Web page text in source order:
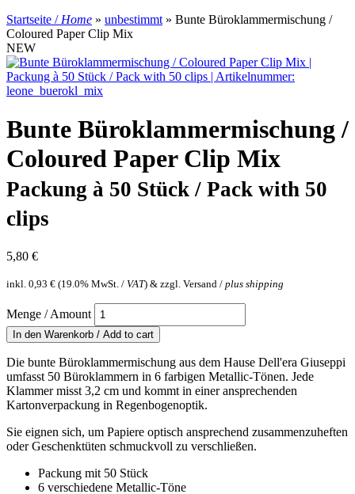
Startseite / Home » unbestimmt » Bunte Büroklammermischung /
Coloured Paper Clip Mix
NEW
Bunte Büroklammermischung /
Coloured Paper Clip Mix
Packung à 50 Stück / Pack with 50
clips
5,80 €
inkl. 0,93 € (19.0% MwSt. / VAT) & zzgl. Versand / plus shipping
Menge / Amount
Die bunte Büroklammermischung aus dem Hause Dell'era Giuseppi
umfasst 50 Büroklammern in 6 farbigen Metallic-Tönen. Jede
Klammer misst 3,2 cm und kommt in einer ansprechenden
Kartonverpackung in Regenbogenoptik.
Sie eignen sich, um Papiere optisch ansprechend zusammenzuheften
oder Geschenktüten schmuckvoll zu verschließen.
Packung mit 50 Stück
6 verschiedene Metallic-Töne